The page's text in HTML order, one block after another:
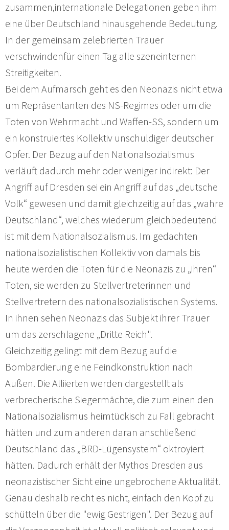
zusammen,internationale Delegationen geben ihm
eine über Deutschland hinausgehende Bedeutung.
In der gemeinsam zelebrierten Trauer
verschwindenfür einen Tag alle szeneinternen
Streitigkeiten.
Bei dem Aufmarsch geht es den Neonazis nicht etwa
um Repräsentanten des NS-Regimes oder um die
Toten von Wehrmacht und Waffen-SS, sondern um
ein konstruiertes Kollektiv unschuldiger deutscher
Opfer. Der Bezug auf den Nationalsozialismus
verläuft dadurch mehr oder weniger indirekt: Der
Angriff auf Dresden sei ein Angriff auf das „deutsche
Volk“ gewesen und damit gleichzeitig auf das „wahre
Deutschland“, welches wiederum gleichbedeutend
ist mit dem Nationalsozialismus. Im gedachten
nationalsozialistischen Kollektiv von damals bis
heute werden die Toten für die Neonazis zu „ihren“
Toten, sie werden zu Stellvertreterinnen und
Stellvertretern des nationalsozialistischen Systems.
In ihnen sehen Neonazis das Subjekt ihrer Trauer
um das zerschlagene „Dritte Reich".
Gleichzeitig gelingt mit dem Bezug auf die
Bombardierung eine Feindkonstruktion nach
Außen. Die Alliierten werden dargestellt als
verbrecherische Siegermächte, die zum einen den
Nationalsozialismus heimtückisch zu Fall gebracht
hätten und zum anderen daran anschließend
Deutschland das „BRD-Lügensystem“ oktroyiert
hätten. Dadurch erhält der Mythos Dresden aus
neonazistischer Sicht eine ungebrochene Aktualität.
Genau deshalb reicht es nicht, einfach den Kopf zu
schütteln über die "ewig Gestrigen". Der Bezug auf